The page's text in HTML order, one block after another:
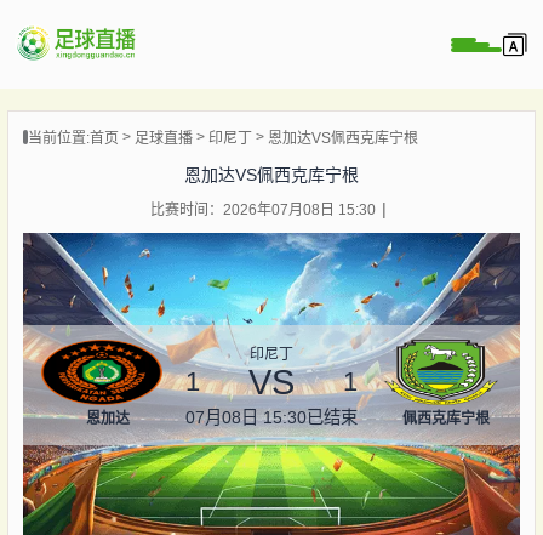
播
闻
当前位置:首页 足球直播 印尼丁 恩加达VS佩西克库宁根
恩加达VS佩西克库宁根
比赛时间：2026年07月08日 15:30
恩加达
印尼丁
1 VS 1
07月08日 15:30已结束 佩西克库宁根